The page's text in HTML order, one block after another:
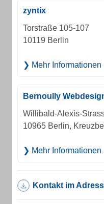
zyntix
Torstraße 105-107
10119 Berlin
Mehr Informationen
Bernoully
Willibald-Alexis-
10965 Berlin,
Mehr Informationen
Kontakt im